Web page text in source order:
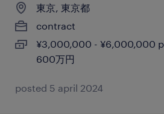
東京, 東京都
contract
¥3,000,000 - ¥6,000,000
600万円
posted 5 april 2024